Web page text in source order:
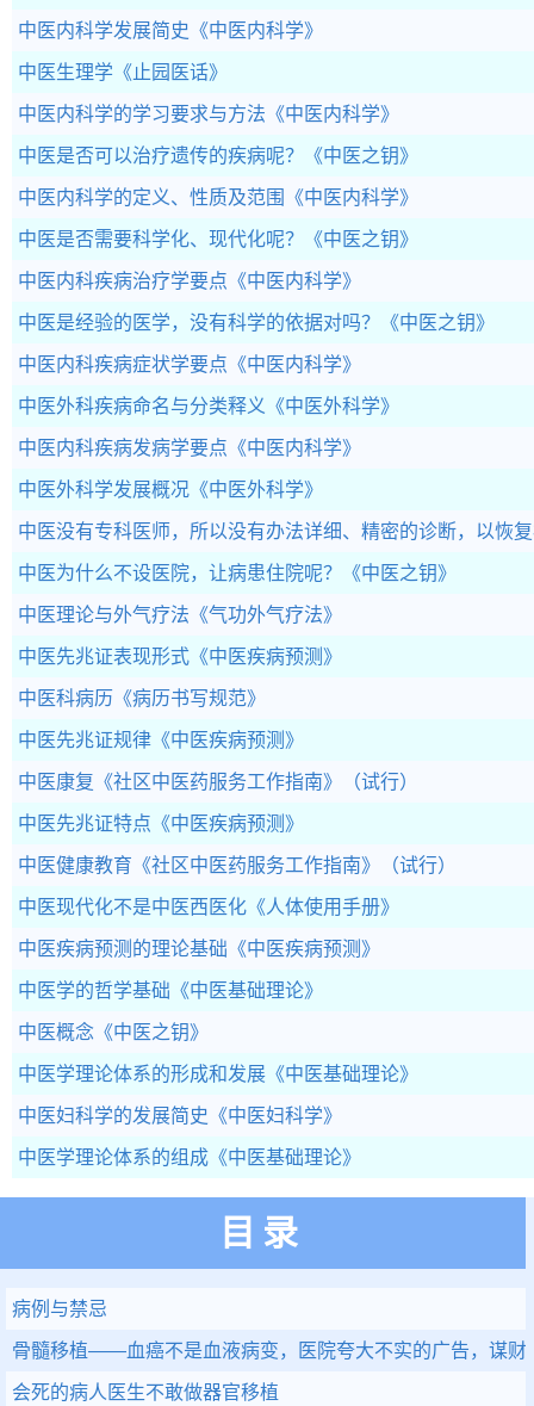
中医内科学发展简史 《中医内科学》
中医生理学 《止园医话》
中医内科学的学习要求与方法 《中医内科学》
中医是否可以治疗遗传的疾病呢？ 《中医之钥》
中医内科学的定义、性质及范围 《中医内科学》
中医是否需要科学化、现代化呢？ 《中医之钥》
中医内科疾病治疗学要点 《中医内科学》
中医是经验的医学，没有科学的依据对吗？ 《中医之钥》
中医内科疾病症状学要点 《中医内科学》
中医外科疾病命名与分类释义 《中医外科学》
中医内科疾病发病学要点 《中医内科学》
中医外科学发展概况 《中医外科学》
中医没有专科医师，所以没有办法详细、精密的诊断，以恢
中医为什么不设医院，让病患住院呢？ 《中医之钥》
中医理论与外气疗法 《气功外气疗法》
中医先兆证表现形式 《中医疾病预测》
中医科病历 《病历书写规范》
中医先兆证规律 《中医疾病预测》
中医康复 《社区中医药服务工作指南》（试行）
中医先兆证特点 《中医疾病预测》
中医健康教育 《社区中医药服务工作指南》（试行）
中医现代化不是中医西医化 《人体使用手册》
中医疾病预测的理论基础 《中医疾病预测》
中医学的哲学基础 《中医基础理论》
中医概念 《中医之钥》
中医学理论体系的形成和发展 《中医基础理论》
中医妇科学的发展简史 《中医妇科学》
中医学理论体系的组成 《中医基础理论》
目录
病例与禁忌
骨髓移植——血癌不是血液病变，医院夸大不实的广告，谋财
会死的病人医生不敢做器官移植